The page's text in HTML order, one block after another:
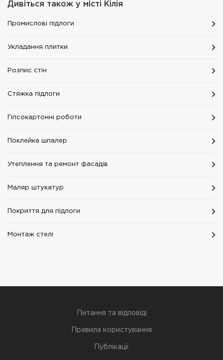
Дивіться також у місті Кілія
Промислові підлоги
Укладання плитки
Розпис стін
Стяжка підлоги
Гіпсокартонні роботи
Поклейка шпалер
Утеплення та ремонт фасадів
Маляр штукатур
Покриття для підлоги
Монтаж стелі
Питання та відповіді
Правила користування
Публікації